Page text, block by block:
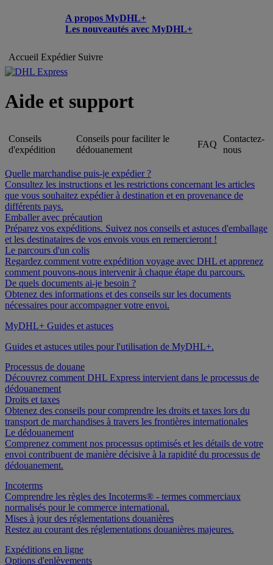
A propos MyDHL+
Les nouveautés avec MyDHL+
Accueil Expédier Suivre
Aide et support
Conseils
d'expédition
Conseils pour faciliter le
dédouanement
FAQ
Contactez-
nous
Quelle marchandise puis-je expédier ?
Consultez les instructions et les restrictions concernant les articles
que vous souhaitez expédier à destination et en provenance de
différents pays.
Emballer avec précaution
Préparez vos expéditions. Suivez nos conseils et astuces d'emballage
et les destinataires de vos envois vous en remercieront !
Le parcours d'un colis
Regardez comment votre expédition voyage avec DHL et apprenez
comment pouvons-nous intervenir à chaque étape du parcours.
De quels documents ai-je besoin ?
Obtenez des informations et des conseils sur les documents
nécessaires pour accompagner votre envoi.
MyDHL+ Guides et astuces
Guides et astuces utiles pour l'utilisation de MyDHL+.
Processus de douane
Découvrez comment DHL Express intervient dans le processus de
dédouanement
Droits et taxes
Obtenez des conseils pour comprendre les droits et taxes lors du
transport de marchandises à travers les frontières internationales
Le dédouanement
Comprenez comment nos processus optimisés et les détails de votre
envoi contribuent de manière décisive à la rapidité du processus de
dédouanement.
Incoterms
Comprendre les règles des Incoterms® - termes commerciaux
normalisés pour le commerce international.
Mises à jour des réglementations douanières
Restez au courant des réglementations douanières majeures.
Expéditions en ligne
Options d'enlèvements